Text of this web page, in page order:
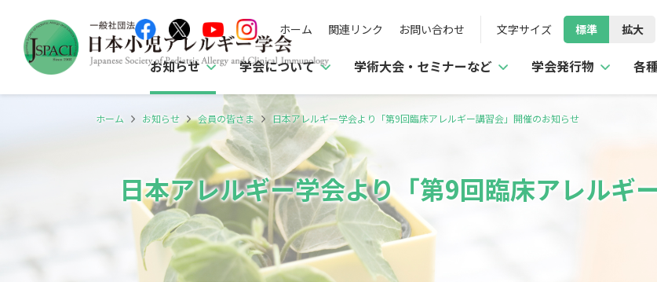
お知らせ 学会について 学術大会・セミナーなど 学会発行物 各
文字サイズ 標準 拡大
ホーム 関連リンク お問い合わせ
ホーム お知らせ 会員の皆さま 日本アレルギー学会より「第9回臨床アレルギー講習会」開催のお知らせ
日本アレルギー学会より「第9回臨床アレルギ